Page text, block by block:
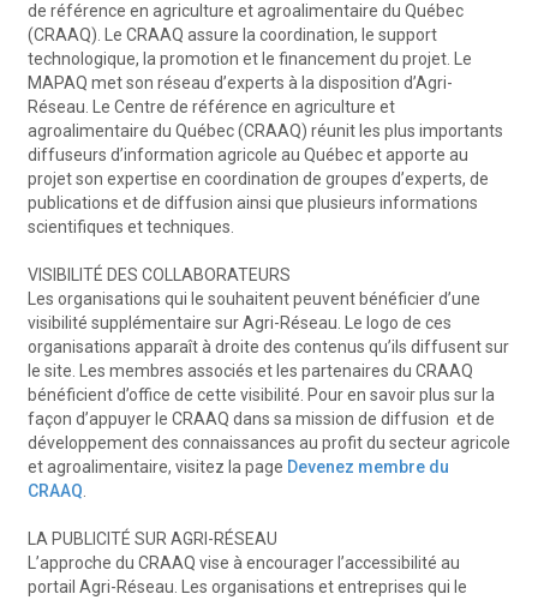
de référence en agriculture et agroalimentaire du Québec
(CRAAQ). Le CRAAQ assure la coordination, le support
technologique, la promotion et le financement du projet. Le
MAPAQ met son réseau d’experts à la disposition d’Agri-
Réseau. Le Centre de référence en agriculture et
agroalimentaire du Québec (CRAAQ) réunit les plus importants
diffuseurs d’information agricole au Québec et apporte au
projet son expertise en coordination de groupes d’experts, de
publications et de diffusion ainsi que plusieurs informations
scientifiques et techniques.
VISIBILITÉ DES COLLABORATEURS
Les organisations qui le souhaitent peuvent bénéficier d’une
visibilité supplémentaire sur Agri-Réseau. Le logo de ces
organisations apparaît à droite des contenus qu’ils diffusent sur
le site. Les membres associés et les partenaires du CRAAQ
bénéficient d’office de cette visibilité. Pour en savoir plus sur la
façon d’appuyer le CRAAQ dans sa mission de diffusion et de
développement des connaissances au profit du secteur agricole
et agroalimentaire, visitez la page Devenez membre du
CRAAQ
LA PUBLICITÉ SUR AGRI-RÉSEAU
L’approche du CRAAQ vise à encourager l’accessibilité au
portail Agri-Réseau. Les organisations et entreprises qui le